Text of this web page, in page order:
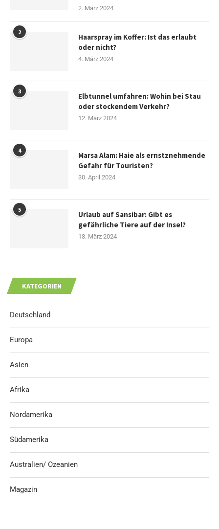
2. März 2024
2
Haarspray im Koffer: Ist das erlaubt
oder nicht?
4. März 2024
3
Elbtunnel umfahren: Wohin bei Stau
oder stockendem Verkehr?
12. März 2024
4
Marsa Alam: Haie als ernstznehmende
Gefahr für Touristen?
30. April 2024
5
Urlaub auf Sansibar: Gibt es
gefährliche Tiere auf der Insel?
13. März 2024
KATEGORIEN
Deutschland
Europa
Asien
Afrika
Nordamerika
Südamerika
Australien/ Ozeanien
Magazin